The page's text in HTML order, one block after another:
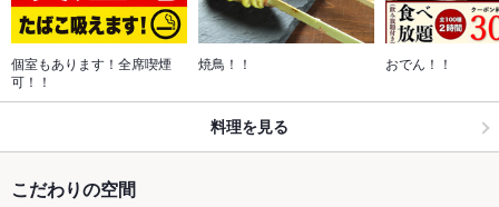
個室もあります！全席喫煙
可！！
焼鳥！！ おでん！！
料理を見る
こだわりの空間